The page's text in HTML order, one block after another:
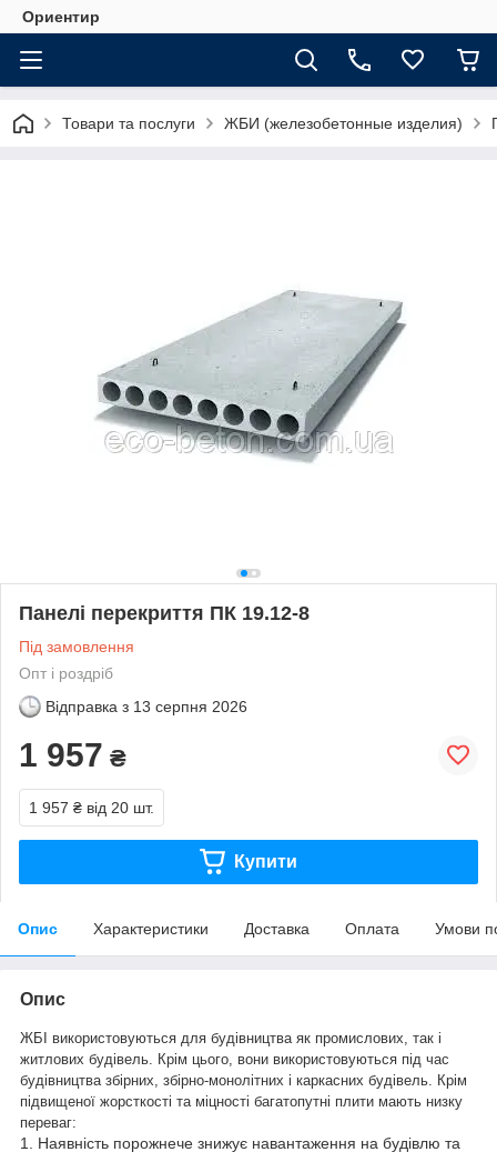
Ориентир
Товари та послуги ЖБИ (железобетонные изделия)
Панелі перекриття ПК 19.12-8
Під замовлення
Опт і роздріб
Відправка з 13 серпня 2026
1 957 ₴
1 957 ₴ від 20 шт.
Купити
Опис Характеристики Доставка Оплата Умови
Опис
ЖБІ використовуються для будівництва як промислових, так і
житлових будівель. Крім цього, вони використовуються під час
будівництва збірних, збірно-монолітних і каркасних будівель. Крім
підвищеної жорсткості та міцності багатопутні плити мають низку
переваг:
1. Наявність порожнече знижує навантаження на будівлю та